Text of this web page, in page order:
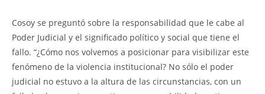
Cosoy se preguntó sobre la responsabilidad que le cabe al
Poder Judicial y el significado político y social que tiene el
fallo. “¿Cómo nos volvemos a posicionar para visibilizar este
fenómeno de la violencia institucional? No sólo el poder
judicial no estuvo a la altura de las circunstancias, con un